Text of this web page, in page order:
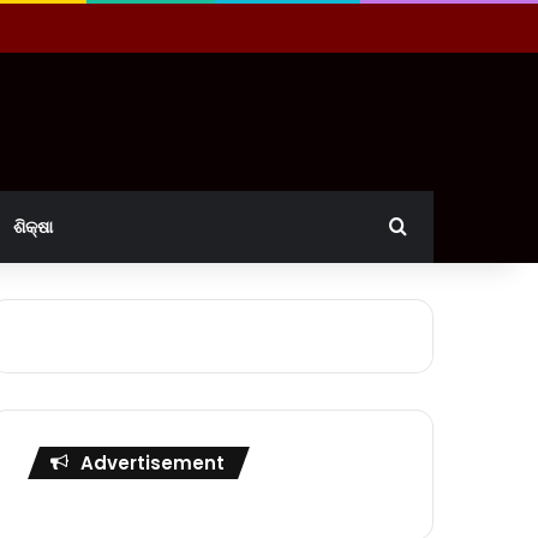
ଶିକ୍ଷା Search for
Advertisement